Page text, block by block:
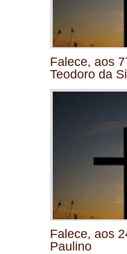
Falece, aos
Teodoro da
Falece, aos
Paulino